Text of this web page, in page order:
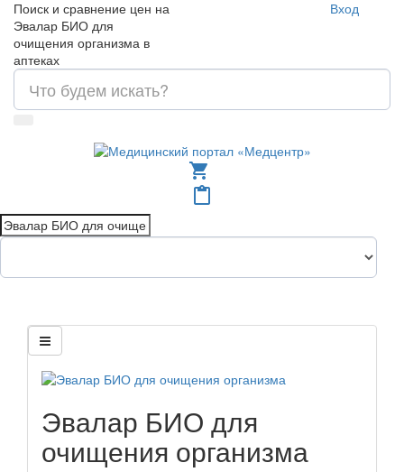
Поиск и сравнение цен на
Эвалар БИО для
очищения организма в
аптеках
Вход
shopping_cart
content_paste
Эвалар БИО для
очищения организма